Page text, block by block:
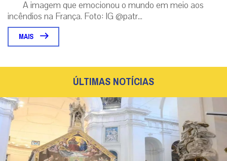
A imagem que emocionou o mundo em meio aos
incêndios na França. Foto: IG @patr...
MAIS
ÚLTIMAS NOTÍCIAS